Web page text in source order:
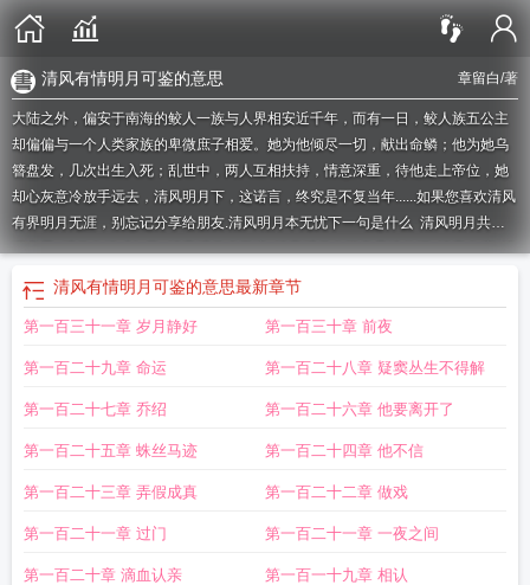
章留白/著
清风有情明月可鉴的意思
大陆之外，偏安于南海的鲛人一族与人界相安近千年，而有一日，鲛人族五公主
却偏偏与一个人类家族的卑微庶子相爱。她为他倾尽一切，献出命鳞；他为她乌
簪盘发，几次出生入死；乱世中，两人互相扶持，情意深重，待他走上帝位，她
却心灰意冷放手远去，清风明月下，这诺言，终究是不复当年......如果您喜欢清风
有界明月无涯，别忘记分享给朋友.清风明月本无忧下一句是什么 清风明月共天
涯意思明月有缘成知己清风明月虚无境清风明月有禅意是谁的词清风有度
风无意不留人 清风明月无价下一句是什么 清风明月本无边
诗 清风明月伴天涯
涯 章留白清风明月无声清风明月天涯什么意思清风明月有禅意下一句
思清风明月有何穷的意思 明月有情还顾我 清风明月有其乐清风无碍结良俦
风明月共天涯下一句明月常圆的意思 明月无心自照人什么意思明月有情
什么意思清风明月无主是什么意思 清风明月本无价下一句是什么
风明月本无价高山皆有情是什么意思
清风明月共天涯全诗清风有意难留我
清风有情明月可鉴的意思最新章节
第一百三十一章 岁月静好 第一百三十章 前夜
第一百二十九章 命运 第一百二十八章 疑窦丛生不得解
第一百二十七章 乔绍 第一百二十六章 他要离开了
第一百二十五章 蛛丝马迹 第一百二十四章 他不信
第一百二十三章 弄假成真 第一百二十二章 做戏
第一百二十一章 过门 第一百二十一章 一夜之间
第一百二十章 滴血认亲 第一百一十九章 相认